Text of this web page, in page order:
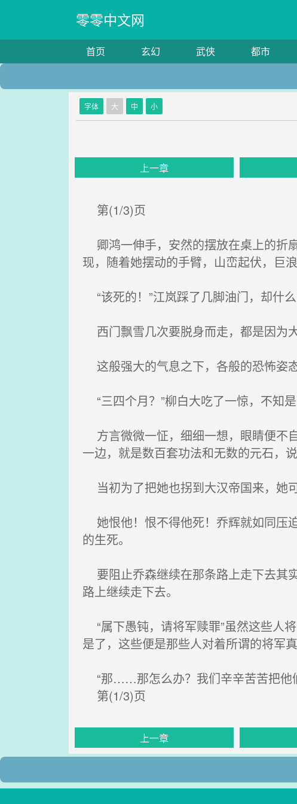
零零中文网
首页 玄幻 武侠 都市
字体 大 中 小
上一章
第(1/3)页
卿鸿一伸手，安然的摆放在桌上的折
现，随着她摆动的手臂，山峦起伏，巨浪
“该死的！”江岚踩了几脚油门，却什
西门飘雪几次要脱身而走，都是因为
这般强大的气息之下，各般的恐怖姿
“三四个月？”柳白大吃了一惊，不知
方言微微一怔，细细一想，眼睛便不
一边，就是数百套功法和无数的元石，
当初为了把她也拐到大汉帝国来，她
她恨他！恨不得他死！乔辉就如同压
的生死。
要阻止乔森继续在那条路上走下去其
路上继续走下去。
“属下愚钝，请将军赎罪”虽然这些人
是了，这些便是那些人对着所谓的将军真
“那……那怎么办？我们辛辛苦苦把他
第(1/3)页
上一章